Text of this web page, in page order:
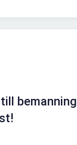
bemanning